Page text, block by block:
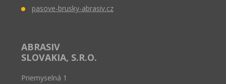
pasove-brusky-abrasiv.cz
ABRASIV
SLOVAKIA, S.R.O.
Priemyselná 1